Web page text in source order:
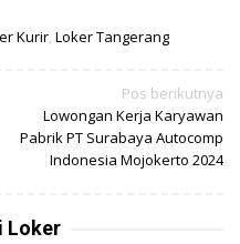
Kurir Loker Tangerang
Pos berikutnya
Lowongan Kerja Karyawan
Pabrik PT Surabaya Autocomp
Indonesia Mojokerto 2024
Loker